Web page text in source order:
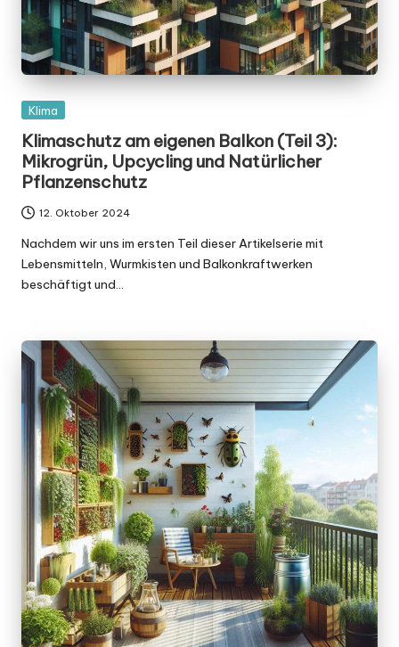
Posted
Klima
Klimaschutz am eigenen Balkon (Teil 3):
Mikrogrün, Upcycling und Natürlicher
Pflanzenschutz
12. Oktober 2024
Nachdem wir uns im ersten Teil dieser Artikelserie mit
Lebensmitteln, Wurmkisten und Balkonkraftwerken
beschäftigt und…